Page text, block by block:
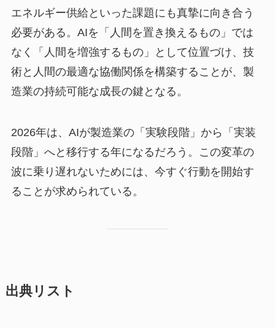
エネルギー供給といった課題にも真摯に向き合う
必要がある。AIを「人間を置き換えるもの」では
なく「人間を増強するもの」として位置づけ、技
術と人間の最適な協働関係を構築することが、製
造業の持続可能な成長の鍵となる。
2026年は、AIが製造業の「実験段階」から「実装
段階」へと移行する年になるだろう。この変革の
波に乗り遅れないためには、今すぐ行動を開始す
ることが求められている。
出典リスト